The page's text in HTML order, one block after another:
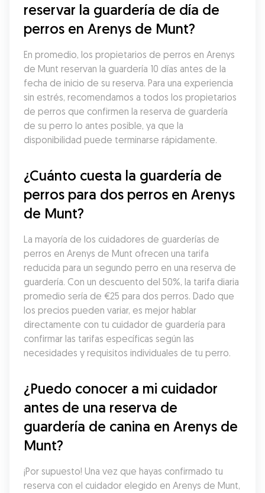
reservar la guardería de día de
perros en Arenys de Munt?
En promedio, los propietarios de perros en Arenys
de Munt reservan la guardería 10 días antes de la
fecha de inicio de su reserva. Para una experiencia
sin estrés, recomendamos a todos los propietarios
de perros que confirmen la reserva de guardería
de su perro lo antes posible, ya que la
disponibilidad puede terminarse rápidamente.
¿Cuánto cuesta la guardería de
perros para dos perros en Arenys
de Munt?
La mayoría de los cuidadores de guarderías de
perros en Arenys de Munt ofrecen una tarifa
reducida para un segundo perro en una reserva de
guardería. Con un descuento del 50%, la tarifa diaria
promedio sería de €25 para dos perros. Dado que
los precios pueden variar, es mejor hablar
directamente con tu cuidador de guardería para
confirmar las tarifas específicas según las
necesidades y requisitos individuales de tu perro.
¿Puedo conocer a mi cuidador
antes de una reserva de
guardería de canina en Arenys de
Munt?
¡Por supuesto! Una vez que hayas confirmado tu
reserva con el cuidador elegido en Arenys de Munt,